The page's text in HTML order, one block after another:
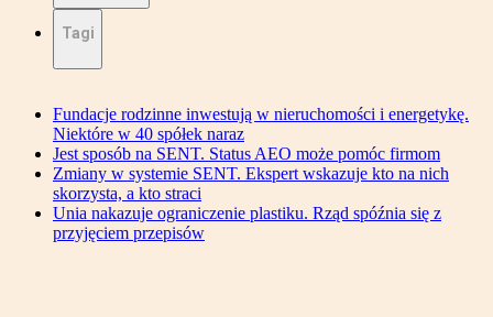
Tagi
Fundacje rodzinne inwestują w nieruchomości i energetykę.
Niektóre w 40 spółek naraz
Jest sposób na SENT. Status AEO może pomóc firmom
Zmiany w systemie SENT. Ekspert wskazuje kto na nich
skorzysta, a kto straci
Unia nakazuje ograniczenie plastiku. Rząd spóźnia się z
przyjęciem przepisów